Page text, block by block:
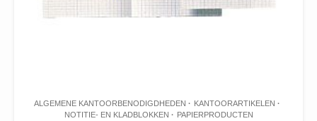
ALGEMENE KANTOORBENODIGDHEDEN
KANTOORARTIKELEN
NOTITIE- EN KLADBLOKKEN
PAPIERPRODUCTEN